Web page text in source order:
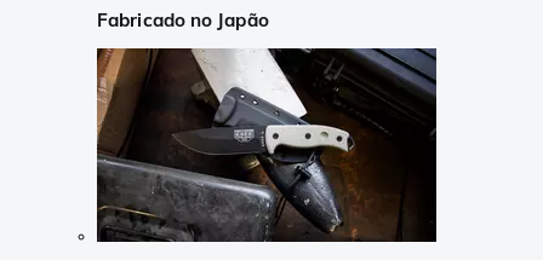
Fabricado no Japão